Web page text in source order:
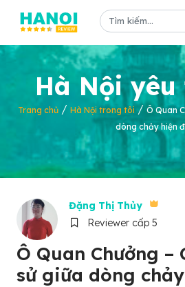
Hà Nội
Trang chủ / Hà Nội trong tôi / Ô Quan
dòng chảy hiện
Đặng Thị Thủy
Reviewer cấp 5
Ô Quan Chưởng –
sử giữa dòng